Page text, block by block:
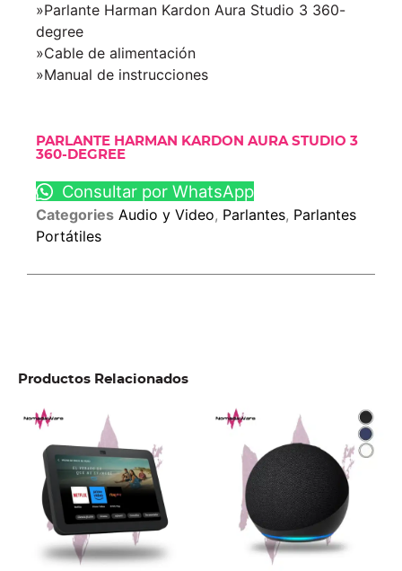
»Parlante Harman Kardon Aura Studio 3 360-
degree
»Cable de alimentación
»Manual de instrucciones
PARLANTE HARMAN KARDON AURA STUDIO 3
360-DEGREE
Consultar por WhatsApp
Categories Audio y Video, Parlantes, Parlantes
Portátiles
Productos Relacionados